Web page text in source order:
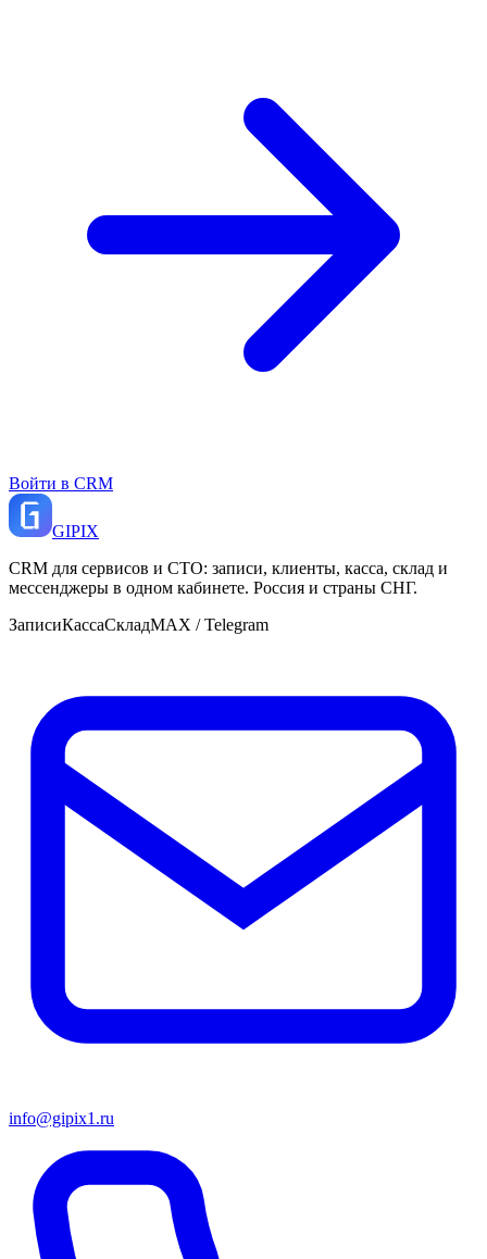
Войти в CRM
GIPIX
CRM для сервисов и СТО: записи, клиенты, касса, склад и
мессенджеры в одном кабинете. Россия и страны СНГ.
ЗаписиКассаСкладMAX / Telegram
info@gipix1.ru